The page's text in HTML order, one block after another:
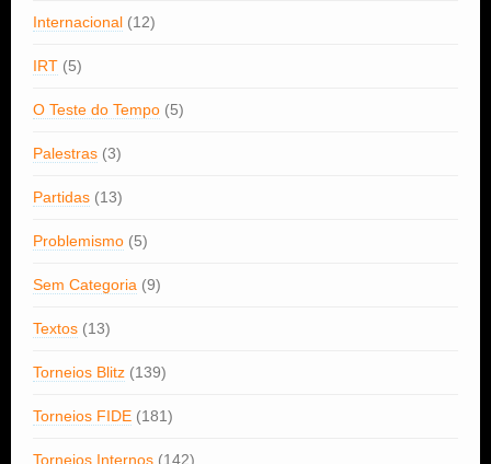
Internacional (12)
IRT (5)
O Teste do Tempo (5)
Palestras (3)
Partidas (13)
Problemismo (5)
Sem Categoria (9)
Textos (13)
Torneios Blitz (139)
Torneios FIDE (181)
Torneios Internos (142)